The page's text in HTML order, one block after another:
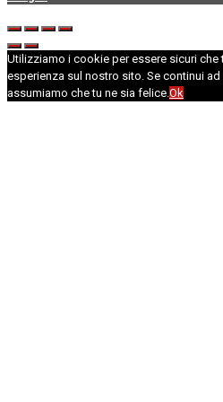
Utilizziamo i cookie per essere sicuri che
esperienza sul nostro sito. Se continui
assumiamo che tu ne sia felice.Ok